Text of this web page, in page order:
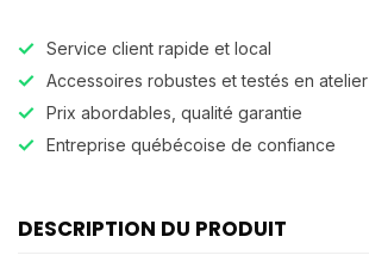
Service client rapide et local
Accessoires robustes et testés en atelier
Prix abordables, qualité garantie
Entreprise québécoise de confiance
DESCRIPTION DU PRODUIT